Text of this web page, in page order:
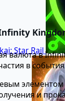
Star Rail
в
в
и